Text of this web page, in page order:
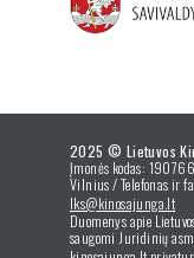
2025 © Lietuvos
Įmonės kodas:
Vilnius / Telefonas ir
lks@kinosajunga.lt
Duomenys apie
saugomi Juridinių